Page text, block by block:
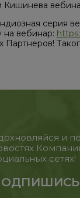
Кишинева
серия
на вебинар:
Партнеров!
и
сетях!